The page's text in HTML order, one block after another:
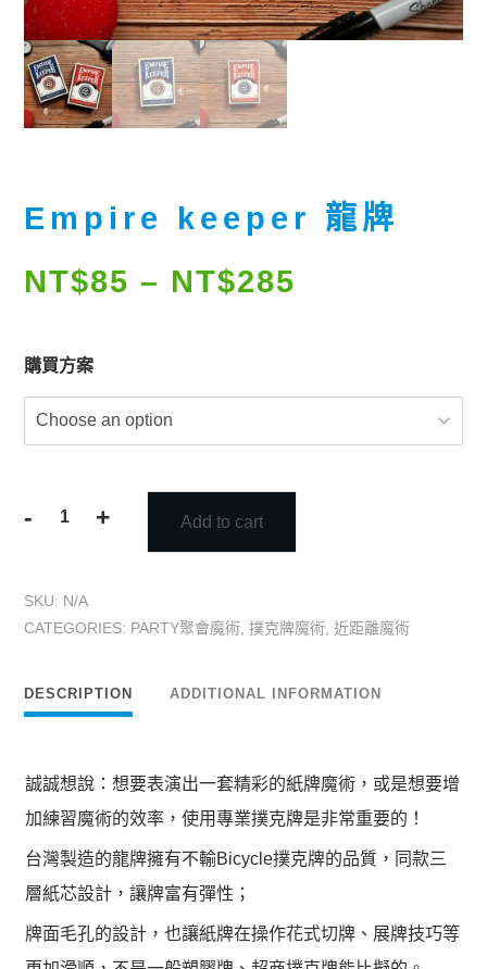
Empire keeper 龍牌
NT$85 – NT$285
購買方案
-Empire
牌
quantity
+ Add to cart
SKU: N/A
CATEGORIES: PARTY聚會魔術 撲克牌魔術 近距離魔術
DESCRIPTION ADDITIONAL INFORMATION
誠誠想說：想要表演出一套精彩的紙牌魔術，或是想要增
加練習魔術的效率，使用專業撲克牌是非常重要的！
台灣製造的龍牌擁有不輸Bicycle撲克牌的品質，同款三
層紙芯設計，讓牌富有彈性；
牌面毛孔的設計，也讓紙牌在操作花式切牌、展牌技巧等